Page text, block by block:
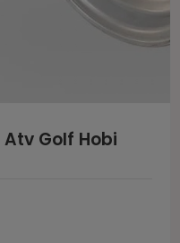
Atv Golf Hobi